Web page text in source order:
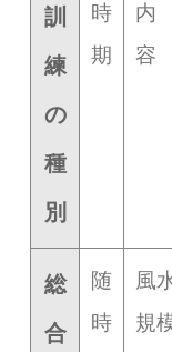
訓
練
の
種
別
時
期
容
総
合
随
時
風
規